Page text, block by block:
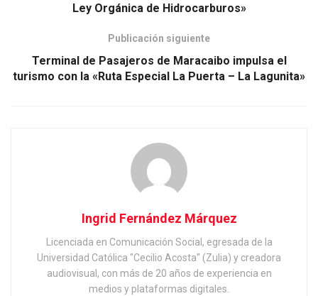
Ley Orgánica de Hidrocarburos»
Publicación siguiente
Terminal de Pasajeros de Maracaibo impulsa el
turismo con la «Ruta Especial La Puerta – La Lagunita»
Ingrid Fernández Márquez
Licenciada en Comunicación Social, egresada de la
Universidad Católica "Cecilio Acosta" (Zulia) y creadora
audiovisual, con más de 20 años de experiencia en
medios y plataformas digitales.